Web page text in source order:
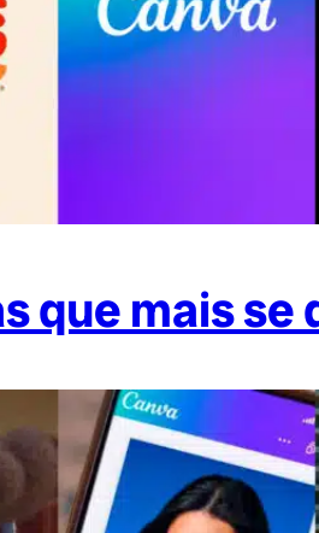
que mais